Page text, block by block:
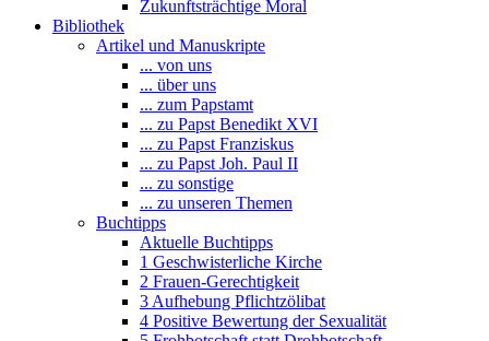
Zukunftsträchtige Moral
Bibliothek
Artikel und Manuskripte
... von uns
... über uns
... zum Papstamt
... zu Papst Benedikt XVI
... zu Papst Franziskus
... zu Papst Joh. Paul II
... zu sonstige
... zu unseren Themen
Buchtipps
Aktuelle Buchtipps
1 Geschwisterliche Kirche
2 Frauen-Gerechtigkeit
3 Aufhebung Pflichtzölibat
4 Positive Bewertung der Sexualität